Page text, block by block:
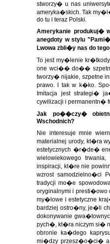
stworzy� u nas
ameryka�skich. Tak
do tu i teraz Polski.
Amerykanie produkuj�
anegdoty w stylu
Lwowa zbli�y nas do
To jest my�lenie
one wci�� do��
tworzy� nijakie, szpetne
prawo. I tak w k�ko.
Imitacja jest strategi�
cywilizacji i permanentn�
Jak po��czy�
Wschodnich?
Nie interesuje mnie
materialnej urody, kt�ra
estetycznych �r�de�
wielowiekowego
inspiracji, kt�re nie
wzrost samodzielno�ci
tradycji mo�e
oryginalnymi i
my�lowe i estetyczne
bardziej ostro�ny, je�li
dokonywanie
pych�, kt�ra niczym si�
obronie ka�dego
mi�dzy przesz�o�ci� a